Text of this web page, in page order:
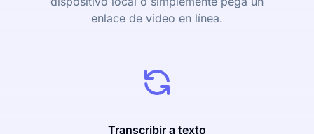
enlace de video en línea.
Transcribir a texto